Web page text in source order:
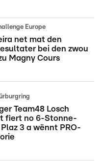
Europe
net mat den
bei den zwou
Magny Cours
Team48 Losch
fiert no 6-Stonne-
3 a wënnt PRO-